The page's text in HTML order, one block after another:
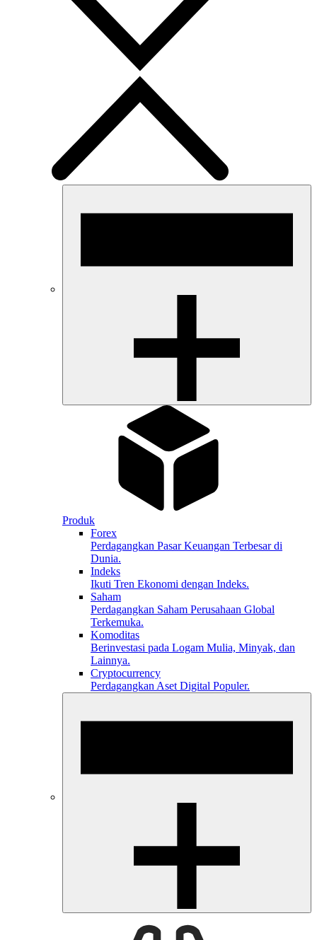
Produk
Forex
Perdagangkan Pasar Keuangan Terbesar di
Dunia.
Indeks
Ikuti Tren Ekonomi dengan Indeks.
Saham
Perdagangkan Saham Perusahaan Global
Terkemuka.
Komoditas
Berinvestasi pada Logam Mulia, Minyak, dan
Lainnya.
Cryptocurrency
Perdagangkan Aset Digital Populer.